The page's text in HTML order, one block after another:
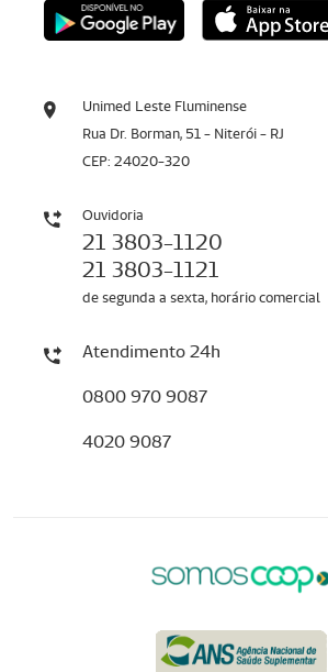
Unimed Leste Fluminense
Rua Dr. Borman, 51 - Niterói - RJ
CEP: 24020-320
Ouvidoria
21 3803-1120
21 3803-1121
de segunda a sexta, horário comercial
Atendimento 24h
0800 970 9087
4020 9087